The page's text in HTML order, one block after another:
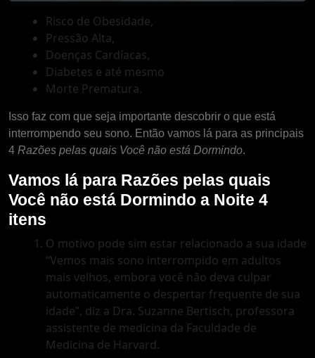
Risco de Obesidade,
Pressão Alta,
Doenças Cardíacas,
Diabetes e até mesmo
Morte Prematura.
Isso faz com que seja importante descobrir o que está
interrompendo seu sono. Então vamos lá para as principais
4 Razões pelas quais Você não está Dormindo.
Vamos lá para Razões pelas quais
Você não está Dormindo a Noite 4
itens
O motivo pode sim estar relacionado a sua idade
“Vemos mais sono interrompido em adultos
mais velhos, embora você não deva culpar
automaticamente o despertar frequente de sua
idade”, diz a Dra. Suzanne Bertisch, professora
assistente de medicina da Faculdade de
Medicina de Harvard.